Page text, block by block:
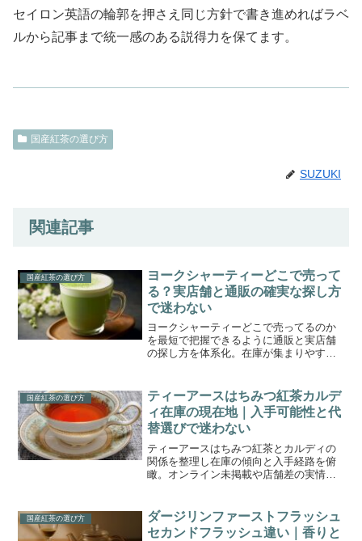
セイロン英語の輪郭を押さえ同じ方針で書き進めればラベ
ルから記事まで統一感のある説得力を保てます。
国産紅茶の選び方
SUZUKI
関連記事
国産紅茶の選び方
ヨークシャーティーどこで売って
る？実店舗と通販の確実な探し方
で迷わない
ヨークシャーティーどこで売ってるのか
を最短で把握できるように通販と実店舗
の探し方を体系化。在庫が集まりやすい
示す。
国産紅茶の選び方
ティーアースはちみつ紅茶カルデ
ィ在庫の現在地｜入手可能性と代
替選びで迷わない
ティーアースはちみつ紅茶とカルディの
関係を整理し在庫の傾向と入手経路を俯
瞰。オンライン未掲載や店舗差の実情を
気通貫で整えて日常の一杯に生かそう。
国産紅茶の選び方
ダージリンファーストフラッシュ
セカンドフラッシュ違い｜香りと